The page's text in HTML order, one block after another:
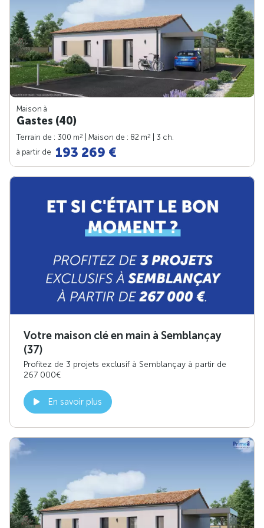
Maison à
Gastes (40)
Terrain de : 300 m2 | Maison de : 82 m2
| 3 ch.
à partir de 193 269 €
Votre maison clé en main à Semblançay
(37)
Profitez de 3 projets exclusif à Semblançay à partir de
267 000€
En savoir plus